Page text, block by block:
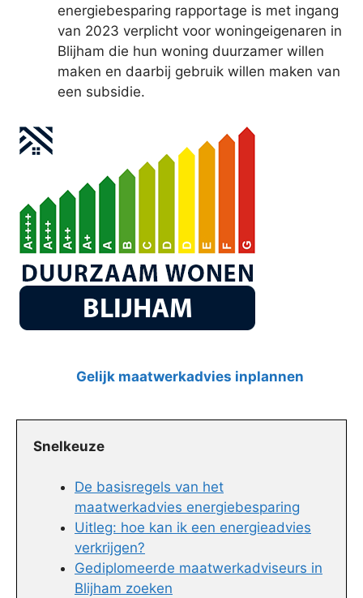
energiebesparing rapportage is met ingang
van 2023 verplicht voor woningeigenaren in
Blijham die hun woning duurzamer willen
maken en daarbij gebruik willen maken van
een subsidie.
Gelijk maatwerkadvies inplannen
Snelkeuze
De basisregels van het
maatwerkadvies energiebesparing
Uitleg: hoe kan ik een energieadvies
verkrijgen?
Gediplomeerde maatwerkadviseurs in
Blijham zoeken